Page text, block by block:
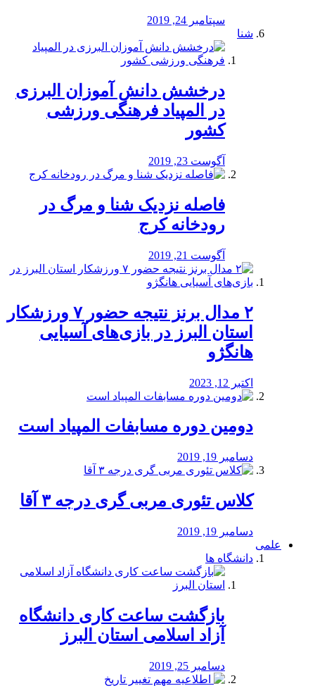
سپتامبر 24, 2019
شنا
درخشش دانش آموزان البرزی
در المپیاد فرهنگی ورزشی
کشور
آگوست 23, 2019
️فاصله نزدیک شنا و مرگ در
رودخانه کرج
آگوست 21, 2019
۲ مدال برنز نتیجه حضور ۷ ورزشکار
استان البرز در بازی‌های آسیایی
هانگژو
اکتبر 12, 2023
دومین دوره مسابفات المپیاد است
دسامبر 19, 2019
کلاس تئوری مربی گری درجه ۳ آقا
دسامبر 19, 2019
علمی
دانشگاه ها
بازگشت ساعت کاری دانشگاه
آزاد اسلامی استان البرز
دسامبر 25, 2019